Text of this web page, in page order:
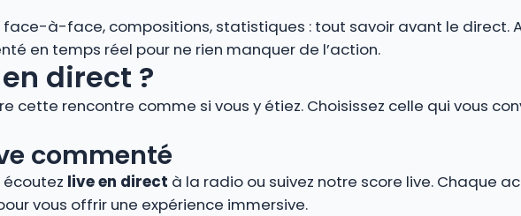
face-à-face, compositions, statistiques : tout savoir avant le direct.
en temps réel pour ne rien manquer de l’action.
direct ?
cette rencontre comme si vous y étiez. Choisissez celle qui vous
commenté
écoutez live en direct à la radio ou suivez notre score live. Chaque
vous offrir une expérience immersive.